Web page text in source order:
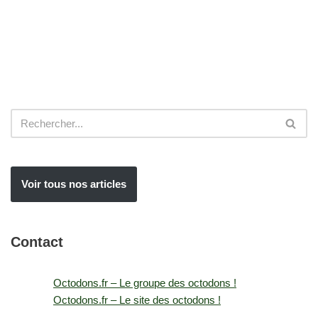
Voir tous nos articles
Contact
Octodons.fr – Le groupe des octodons !
Octodons.fr – Le site des octodons !